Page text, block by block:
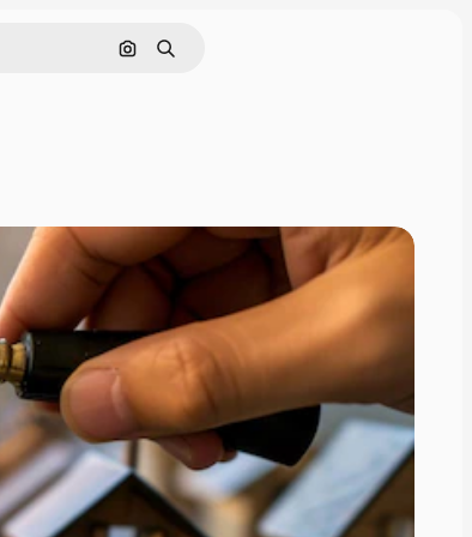
Nach Bild suchen
Suchen